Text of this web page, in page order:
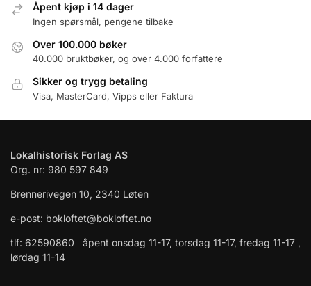
Åpent kjøp i 14 dager
Ingen spørsmål, pengene tilbake
Over 100.000 bøker
40.000 bruktbøker, og over 4.000 forfattere
Sikker og trygg betaling
Visa, MasterCard, Vipps eller Faktura
Lokalhistorisk Forlag AS
Org. nr: 980 597 849
Brennerivegen 10, 2340 Løten
e-post: bokloftet@bokloftet.no
tlf: 62590860 åpent onsdag 11-17, torsdag 11-17, fredag 11-17 ,
lørdag 11-14